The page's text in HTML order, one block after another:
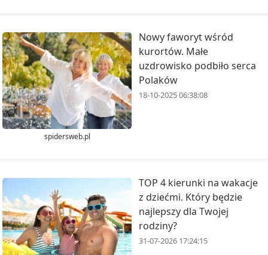
spidersweb.pl
Nowy faworyt wśród
kurortów. Małe
uzdrowisko podbiło serca
Polaków
18-10-2025 06:38:08
TOP 4 kierunki na wakacje
z dziećmi. Który będzie
najlepszy dla Twojej
rodziny?
31-07-2026 17:24:15